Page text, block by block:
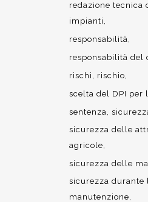
redazione tecnica
impianti
responsabilità
responsabilità del
rischi
rischio
scelta del DPI per
sentenza
sicurezza delle
agricole
sicurezza delle
sicurezza durante
manutenzione